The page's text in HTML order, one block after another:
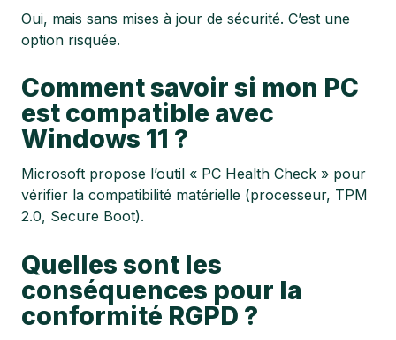
Oui, mais sans mises à jour de sécurité. C’est une
option risquée.
Comment savoir si mon PC
est compatible avec
Windows 11 ?
Microsoft propose l’outil « PC Health Check » pour
vérifier la compatibilité matérielle (processeur, TPM
2.0, Secure Boot).
Quelles sont les
conséquences pour la
conformité RGPD ?